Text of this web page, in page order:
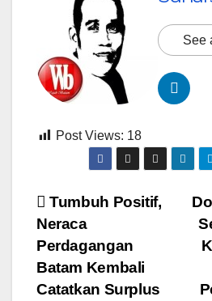
See
Post Views: 18
Navigasi
pos
Tumbuh Positif,
Neraca
Perdagangan
Batam Kembali
Catatkan Surplus